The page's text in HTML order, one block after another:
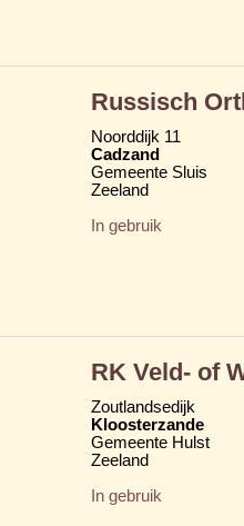
Russisch
Noorddijk 11
Cadzand
Gemeente Sluis
Zeeland
In gebruik
RK Veld- of
Zoutlandsedijk
Kloosterzande
Gemeente Hulst
Zeeland
In gebruik